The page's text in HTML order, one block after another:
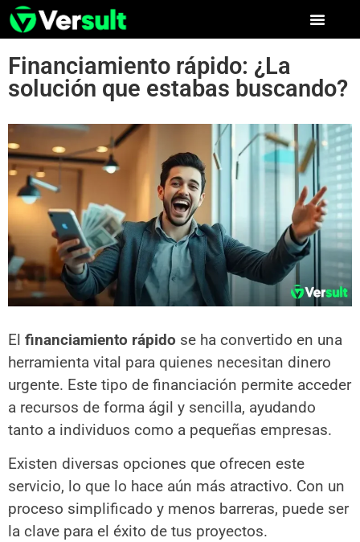
Financiamiento rápido: ¿La
solución que estabas buscando?
El financiamiento rápido se ha convertido en una
herramienta vital para quienes necesitan dinero
urgente. Este tipo de financiación permite acceder
a recursos de forma ágil y sencilla, ayudando
tanto a individuos como a pequeñas empresas.
Existen diversas opciones que ofrecen este
servicio, lo que lo hace aún más atractivo. Con un
proceso simplificado y menos barreras, puede ser
la clave para el éxito de tus proyectos.